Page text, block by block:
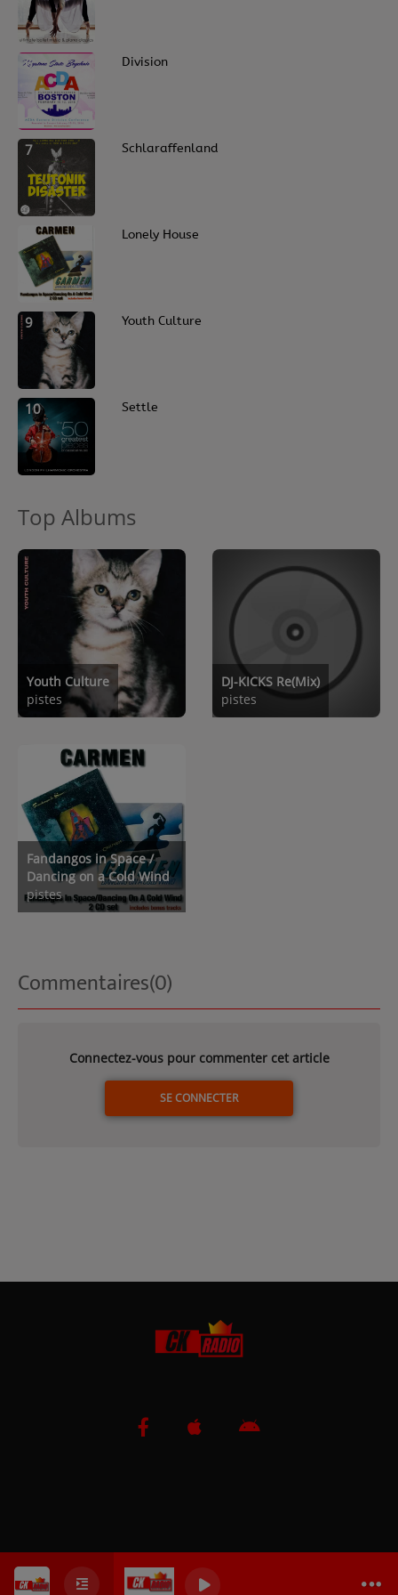
0
6 Division
7 Schlaraffenland
Lonely House
9 Youth Culture
10 Settle
Top Albums
Youth Culture
pistes
DJ-KICKS Re(Mix)
pistes
Fandangos in Space /
Dancing on a Cold Wind
pistes
Commentaires(0)
Connectez-vous pour commenter cet article
SE CONNECTER